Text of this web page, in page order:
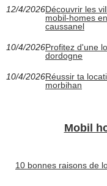
12/4/2026Découvrir les
mobil-homes
caussanel
10/4/2026Profitez d'une
dordogne
10/4/2026Réussir ta
morbihan
Mobil
10 bonnes raisons de